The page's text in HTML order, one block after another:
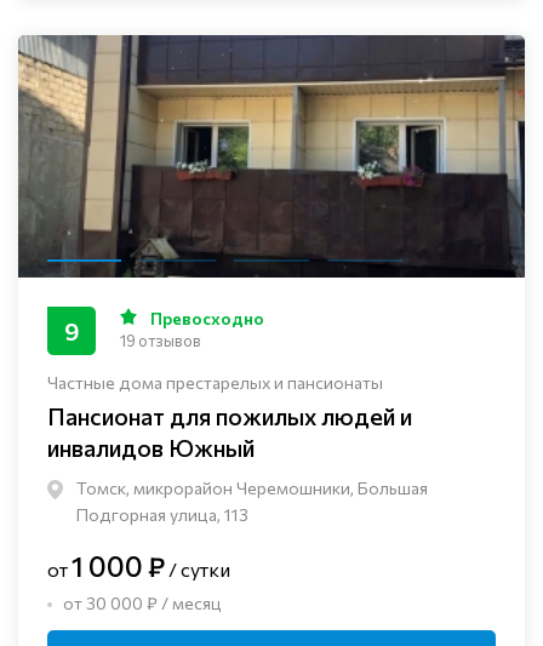
Частные дома престарелых и пансионаты
Пансионат для пожилых людей и
инвалидов Южный
Томск, микрорайон Черемошники, Большая
Подгорная улица, 113
9 Превосходно
19 отзывов
от1 000 ₽ / сутки
от 30 000 ₽ / месяц